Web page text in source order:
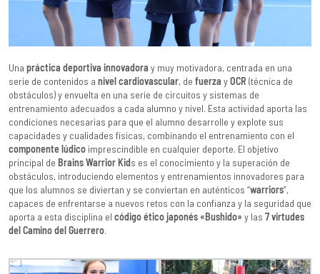
Una práctica deportiva innovadora y muy motivadora, centrada en una
serie de contenidos a nivel cardiovascular, de fuerza yOCR (técnica de
obstáculos) y envuelta en una serie de circuitos y sistemas de
entrenamiento adecuados a cada alumno y nivel. Esta actividad aporta las
condiciones necesarias para que el alumno desarrolle y explote sus
capacidades y cualidades físicas, combinando el entrenamiento con el
componente lúdico imprescindible en cualquier deporte. El objetivo
principal de Brains Warrior Kids es el conocimiento y la superación de
obstáculos, introduciendo elementos y entrenamientos innovadores para
que los alumnos se diviertan y se conviertan en auténticos “warriors”,
capaces de enfrentarse a nuevos retos con la confianza y la seguridad que
aporta a esta disciplina el código ético japonés «Bushido» y las 7 virtudes
del Camino del Guerrero.